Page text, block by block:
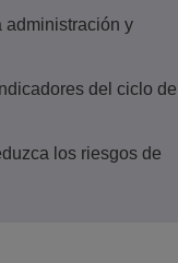
administración y
del ciclo de
los riesgos de